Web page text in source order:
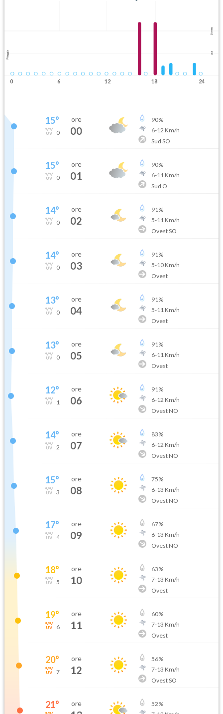
5 mm
2.5
Pioggia
0 6 12 18 24
15°
0
ore
00
90%
6-12 Km/h
Sud SO
15°
0
ore
01
90%
6-11Km/h
Sud O
14°
0
ore
02
91%
5-11Km/h
Ovest SO
14°
0
ore
03
91%
5-10Km/h
Ovest
13°
0
ore
04
91%
5-11Km/h
Ovest
13°
0
ore
05
91%
6-11Km/h
Ovest
12°
1
ore
06
91%
6-12 Km/h
Ovest NO
14°
2
ore
07
83%
6-12 Km/h
Ovest NO
15°
3
ore
08
75%
6-13 Km/h
Ovest NO
17°
4
ore
09
67%
6-13 Km/h
Ovest NO
18°
5
ore
10
63%
7-13 Km/h
Ovest
19°
6
ore
11
60%
7-13 Km/h
Ovest
20°
7
ore
12
56%
7-13 Km/h
Ovest SO
21° ore 52%